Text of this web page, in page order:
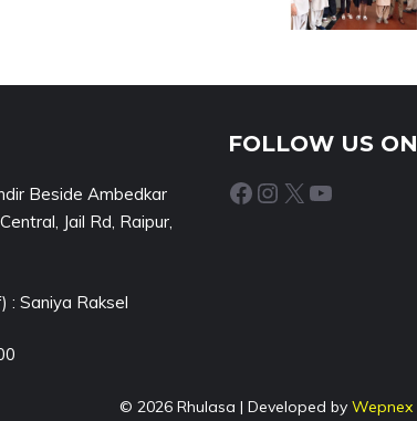
Beside Ambedkar
Jail Rd, Raipur,
: Saniya Raksel
FOLLOW US ON
Facebook Instagram X YouTube
© 2026 Rhulasa | Developed by Wepnex